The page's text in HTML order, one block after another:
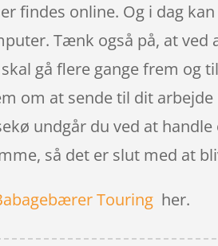
findes online. Og i dag
Tænk også på, at
gå flere gange frem og
om at sende til dit
undgår du ved at
så det er slut med at
Touring her.